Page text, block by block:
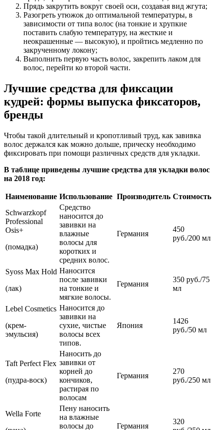
Прядь закрутить вокруг своей оси, создавая вид жгута;
Разогреть утюжок до оптимальной температуры, в
зависимости от типа волос (на тонкие и хрупкие
поставить слабую температуру, на жесткие и
неокрашенные — высокую), и пройтись медленно по
закрученному локону;
Выполнить первую часть волос, закрепить лаком для
волос, перейти ко второй части.
Лучшие средства для фиксации
кудрей: формы выпуска фиксаторов,
бренды
Чтобы такой длительный и кропотливый труд, как завивка
волос держался как можно дольше, прическу необходимо
фиксировать при помощи различных средств для укладки.
В таблице приведены лучшие средства для укладки волос
на 2018 год:
Наименование Использование Производитель Стоимость
Schwarzkopf
Professional
Osis+
(помадка)
Средство
наносится до
завивки на
влажные
волосы для
коротких и
средних волос.
Германия
450
руб./200 мл
Syoss Max Hold
(лак)
Наносится
после завивки
на тонкие и
мягкие волосы.
Германия
350 руб./75
мл
Lebel Cosmetics
(крем-
эмульсия)
Наносится до
завивки на
сухие, чистые
волосы всех
типов.
Япония
1426
руб./50 мл
Taft Perfect Flex
(пудра-воск)
Наносить до
завивки от
корней до
кончиков,
растирая по
волосам
Германия
270
руб./250 мл
Wella Forte
Пену наносить
на влажные
волосы до
Германия
320